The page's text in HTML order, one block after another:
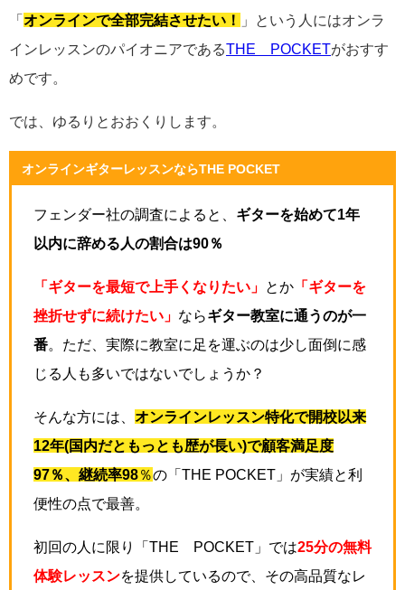
「 オンラインで全部完結させたい！
」という人にはオンラ
インレッスンのパイオニアであるTHE POCKETがおすす
めです。
では、ゆるりとおおくりします。
オンラインギターレッスンならTHE POCKET
フェンダー社の調査によると、 ギターを始めて1年
以内に辞める人の割合は90％
「ギターを最短で上手くなりたい」 とか 「ギターを
挫折せずに続けたい」 ならギター教室に通うのが一
番 。ただ、実際に教室に足を運ぶのは少し面倒に感
じる人も多いではないでしょうか？
そんな方には、 オンラインレッスン特化で開校以来
12年(国内だともっとも歴が長い)で顧客満足度
97％、継続率98％の「THE POCKET」が実績と利
便性の点で最善。
初回の人に限り「THE POCKET」では25分の無料
体験レッスンを提供しているので、その高品質なレ